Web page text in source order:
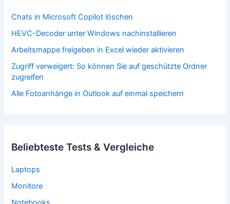
Chats in Microsoft Copilot löschen
HEVC-Decoder unter Windows nachinstallieren
Arbeitsmappe freigeben in Excel wieder aktivieren
Zugriff verweigert: So können Sie auf geschützte Ordner
zugreifen
Alle Fotoanhänge in Outlook auf einmal speichern
Beliebteste Tests & Vergleiche
Laptops
Monitore